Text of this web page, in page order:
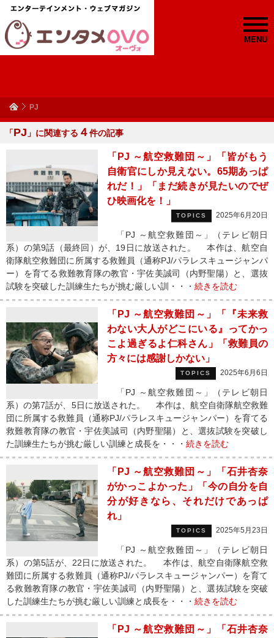
MENU
PJ
「PJ 」に関連する ４件の記事
「PJ ～航空救難団～」「皆がもう
自衛官にしか見えない。65期あっぱ
れだ！」「まだ続きが見たいのでぜ
ひ映画化を！」
TOPICS 2025年6月20日
「PJ ～航空救難団～」（テレビ朝日
系）の第9話（最終回）が、19日に放送された。 本作は、航空自
衛隊航空救難団に所属する救難員（通称PJ/パラレスキュージャンパ
ー）を育てる救難教育隊の教官・宇佐美誠司（内野聖陽）と、選抜
試験を突破した訓練生たちが挑む厳しい訓・・・ 続きを読む
「PJ ～航空救難団～」「『未来救
わない大人がどこにいる』ってかっ
こよ過ぎるよ仁科さん」「救難員の
方々には感謝しかない」
TOPICS 2025年6月6日
「PJ ～航空救難団～」（テレビ朝日
系）の第7話が、5日に放送された。 本作は、航空自衛隊航空救難
団に所属する救難員（通称PJ/パラレスキュージャンパー）を育てる
救難教育隊の教官・宇佐美誠司（内野聖陽）と、選抜試験を突破し
た訓練生たちが挑む厳しい訓練と成長を・・・ 続きを読む
「PJ ～航空救難団～」「石井杏奈
がかっこよかった」「今の自分を自
分が好きなら、それだけであっぱ
れ」
TOPICS 2025年5月23日
「PJ ～航空救難団～」（テレビ朝日
系）の第5話が、22日に放送された。 本作は、航空自衛隊航空救
難団に所属する救難員（通称PJ/パラレスキュージャンパー）を育て
る救難教育隊の教官・宇佐美誠司（内野聖陽）と、選抜試験を突破
した訓練生たちが挑む厳しい訓練と成長を・・・ 続きを読む
「PJ ～航空救難団～」「石井杏奈